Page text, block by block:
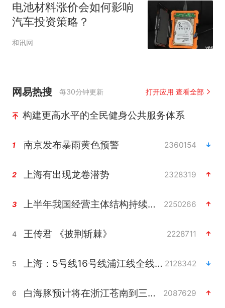
电池材料涨价会如何影响
汽车投资策略？
和讯网
网易热搜 每30分钟更新 打开应用 查看全部
构建更高水平的全民健身公共服务体系
1 南京发布暴雨黄色预警 2360154
2 上海有出现龙卷潜势 2328319
3 上半年我国经营主体结构持续优化 2250266
4 王传君 《披荆斩棘》 2228711
5 上海：5号线16号线浦江线全线停运 2128342
6 白海豚预计将在浙江苍南到三门一带登陆 2087629